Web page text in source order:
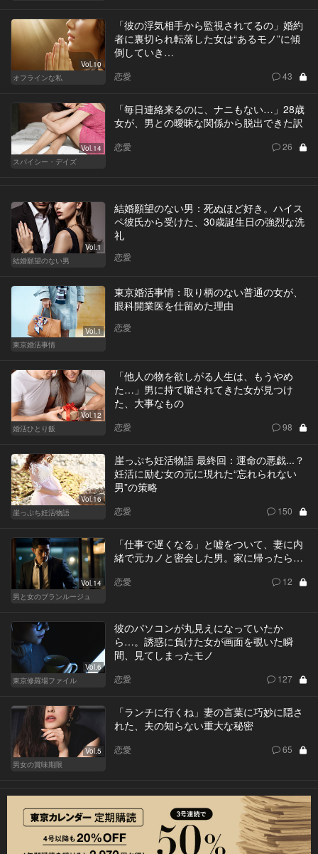
Vol.10
オフラインな私
「彼の浮気相手から監視されてるの」婚約
者に裏切られ転落した女は“あるモノ”に傾
倒していき…
恋愛 43
Vol.14
スパイシー・デイズ
「毎日連絡来るのに、ナニもない…」28歳
女が、男との曖昧な関係から脱出できた訳
恋愛 26
Vol.1
結婚願望のない男
結婚願望のない男：死ぬほど好き。ハイス
ペ彼氏から受けた、30歳誕生日の強烈な洗
礼
恋愛
Vol.1
東京婚活事情
東京婚活事情：取り柄のない普通の女が、
眼科開業医を仕留めた理由
恋愛
Vol.12
婚活ひとり飯
「他人の物を欲しがる人生は、もうやめ
た…」男に持て囃されてきた女が見つけ
た、大事なもの
恋愛 98
Vol.16
崖っぷち妊活物語
崖っぷち妊活物語 最終回：運命の悪戯...？
妊活に励む女の元に現れた“忘れられない
男”の策略
恋愛 150
Vol.14
男と女のブランルージュ
「仕事で遅くなる」と嘘をついて、妻に内
緒で元カノと密会した男。家に帰ったら…
恋愛 12
Vol.6
東京修羅場ファイル
彼のパソコンが丸見えになっていたか
ら…。誘惑に負けた女が画面を覗いた瞬
間、見てしまったモノ
恋愛 127
Vol.5
男女の賞味期限
「ランチに行くね」妻の言葉に巧妙に隠さ
れた、夫の知らない重大な秘密
恋愛 65